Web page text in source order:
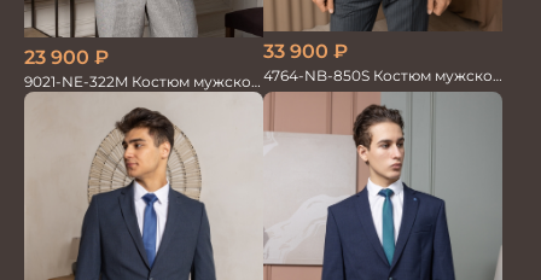
23 900 ₽
9021-NE-322M Костюм мужской
двойка хлопок, лен
33 900 ₽
4764-NB-850S Костюм мужской
двойка в полоску